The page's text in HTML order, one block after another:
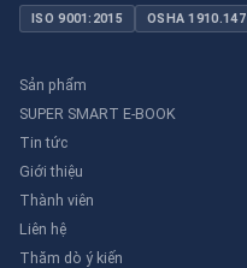
ISO 9001:2015 OSHA 1910.147
Sản phẩm
SUPER SMART E-BOOK
Tin tức
Giới thiệu
Thành viên
Liên hệ
Thăm dò ý kiến